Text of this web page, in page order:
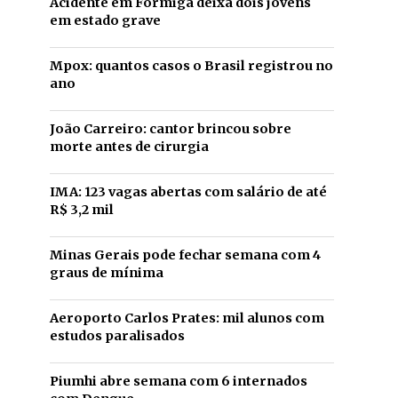
em estado grave
Mpox: quantos casos o Brasil registrou no
ano
João Carreiro: cantor brincou sobre
morte antes de cirurgia
IMA: 123 vagas abertas com salário de até
R$ 3,2 mil
Minas Gerais pode fechar semana com 4
graus de mínima
Aeroporto Carlos Prates: mil alunos com
estudos paralisados
Piumhi abre semana com 6 internados